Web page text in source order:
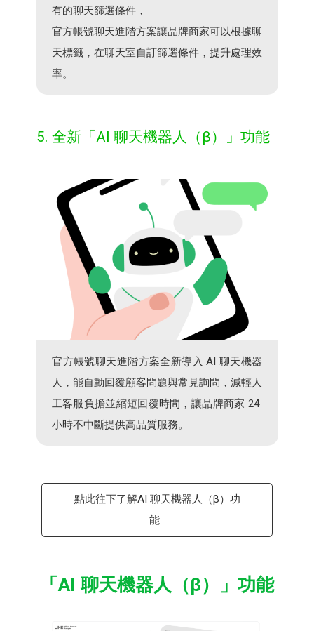
有的聊天篩選條件，​
官方帳號聊天進階方案讓品牌商家可以根據聊
天標籤，在聊天室自訂篩選條件，提升處理效
率。​
5. ​全​新​「AI​ ​聊​天​機器​人​（β）」​功能​
官​方帳號​聊​天​進​階​方案​全​新​導入​ A​I ​聊​天​機器​
人，​能​自動​回覆​顧​客問題與常​見​詢問，​減輕​人​
工客服負擔並​縮短​回覆​時間，​讓品​牌商​家​ 24 ​
小時​不​中斷​提供​高品​質服務。​​
點此往下了解AI​ ​聊​天​機器​人​（β）功
能​
「AI​ ​聊​天​機器​人​（β）」​功能